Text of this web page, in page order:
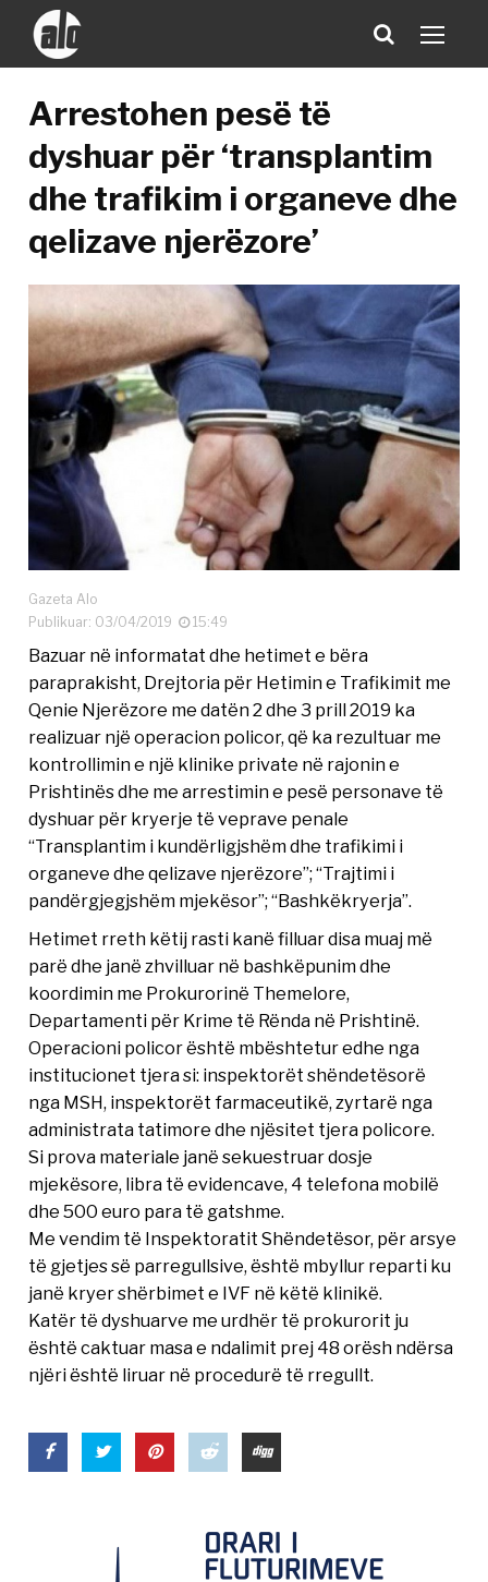
Arrestohen pesë të
dyshuar për ‘transplantim
dhe trafikim i organeve dhe
qelizave njerëzore’
Gazeta Alo
Publikuar: 03/04/2019
15:49
Bazuar në informatat dhe hetimet e bëra
paraprakisht, Drejtoria për Hetimin e Trafikimit me
Qenie Njerëzore me datën 2 dhe 3 prill 2019 ka
realizuar një operacion policor, që ka rezultuar me
kontrollimin e një klinike private në rajonin e
Prishtinës dhe me arrestimin e pesë personave të
dyshuar për kryerje të veprave penale
“Transplantim i kundërligjshëm dhe trafikimi i
organeve dhe qelizave njerëzore”; “Trajtimi i
pandërgjegjshëm mjekësor”; “Bashkëkryerja”.
Hetimet rreth këtij rasti kanë filluar disa muaj më
parë dhe janë zhvilluar në bashkëpunim dhe
koordimin me Prokurorinë Themelore,
Departamenti për Krime të Rënda në Prishtinë.
Operacioni policor është mbështetur edhe nga
institucionet tjera si: inspektorët shëndetësorë
nga MSH, inspektorët farmaceutikë, zyrtarë nga
administrata tatimore dhe njësitet tjera policore.
Si prova materiale janë sekuestruar dosje
mjekësore, libra të evidencave, 4 telefona mobilë
dhe 500 euro para të gatshme.
Me vendim të Inspektoratit Shëndetësor, për arsye
të gjetjes së parregullsive, është mbyllur reparti ku
janë kryer shërbimet e IVF në këtë klinikë.
Katër të dyshuarve me urdhër të prokurorit ju
është caktuar masa e ndalimit prej 48 orësh ndërsa
njëri është liruar në procedurë të rregullt.